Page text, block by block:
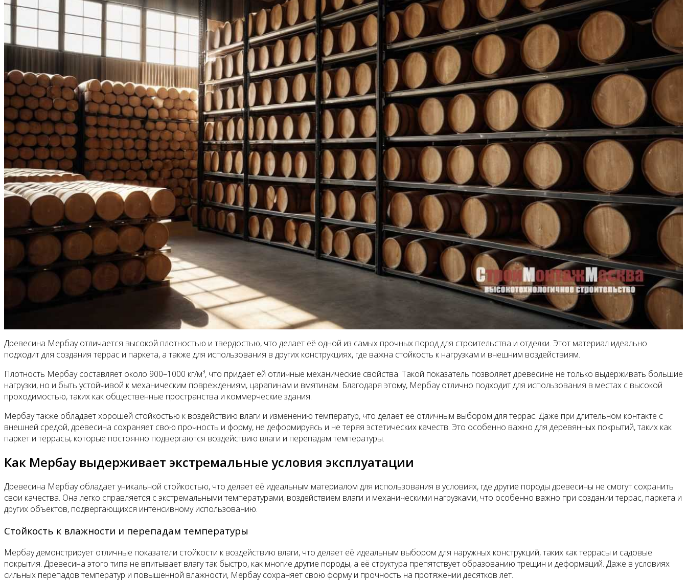
Древесина Мербау отличается высокой плотностью и твердостью, что делает её одной из самых прочных пород для строительства и отделки. Этот материал идеально
подходит для создания террас и паркета, а также для использования в других конструкциях, где важна стойкость к нагрузкам и внешним воздействиям.
Плотность Мербау составляет около 900–1000 кг/м³, что придаёт ей отличные механические свойства. Такой показатель позволяет древесине не только выдерживать большие
нагрузки, но и быть устойчивой к механическим повреждениям, царапинам и вмятинам. Благодаря этому, Мербау отлично подходит для использования в местах с высокой
проходимостью, таких как общественные пространства и коммерческие здания.
Мербау также обладает хорошей стойкостью к воздействию влаги и изменению температур, что делает её отличным выбором для террас. Даже при длительном контакте с
внешней средой, древесина сохраняет свою прочность и форму, не деформируясь и не теряя эстетических качеств. Это особенно важно для деревянных покрытий, таких как
паркет и террасы, которые постоянно подвергаются воздействию влаги и перепадам температуры.
Как Мербау выдерживает экстремальные условия эксплуатации
Древесина Мербау обладает уникальной стойкостью, что делает её идеальным материалом для использования в условиях, где другие породы древесины не смогут сохранить
свои качества. Она легко справляется с экстремальными температурами, воздействием влаги и механическими нагрузками, что особенно важно при создании террас, паркета и
других объектов, подвергающихся интенсивному использованию.
Стойкость к влажности и перепадам температуры
Мербау демонстрирует отличные показатели стойкости к воздействию влаги, что делает её идеальным выбором для наружных конструкций, таких как террасы и садовые
покрытия. Древесина этого типа не впитывает влагу так быстро, как многие другие породы, а её структура препятствует образованию трещин и деформаций. Даже в условиях
сильных перепадов температур и повышенной влажности, Мербау сохраняет свою форму и прочность на протяжении десятков лет.